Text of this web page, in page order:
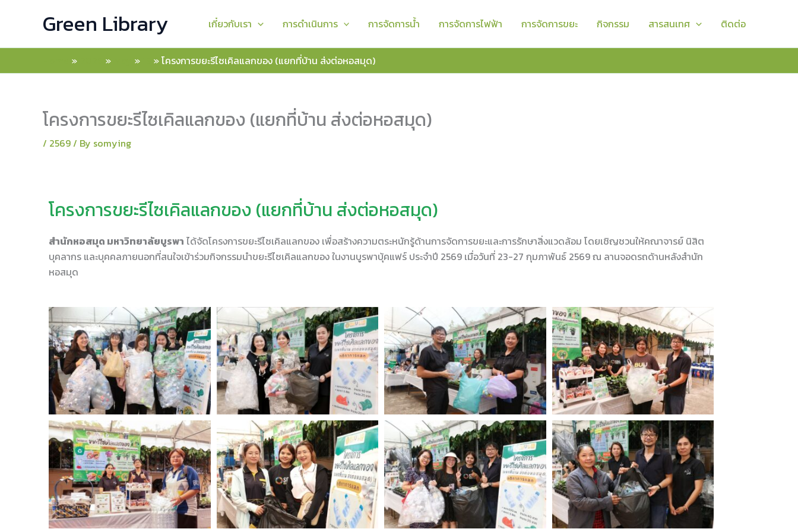
Green Library เกี๋ยวกับเรา การดำเนินการ การจัดการน้ำ การจัดการไฟฟ้า การจัดการขยะ กิจกรรม สารสนเทศ ติดต่อ
โครงการขยะรีไซเคิลแลกของ (แยกที่บ้าน ส่งต่อหอสมุด)
โครงการขยะรีไซเคิลแลกของ (แยกที่บ้าน ส่งต่อหอสมุด)
/ 2569/ By somying
โครงการขยะรีไซเคิลแลกของ (แยกที่บ้าน ส่งต่อหอสมุด)
สำนักหอสมุด มหาวิทยาลัยบูรพา ได้จัดโครงการขยะรีไซเคิลแลกของ เพื่อสร้างความตระหนักรู้ด้านการจัดการขยะและการรักษาสิ่งแวดล้อม โดยเชิญชวนให้คณาจารย์ นิสิต
บุคลากร และบุคคลภายนอกที่สนใจเข้าร่วมกิจกรรมนำขยะรีไซเคิลแลกของ ในงานบูรพาบุ้คแฟร์ ประจำปี 2569 เมื่อวันที่ 23-27 กุมภาพันธ์ 2569 ณ ลานจอดรถด้านหลังสำนัก
หอสมุด